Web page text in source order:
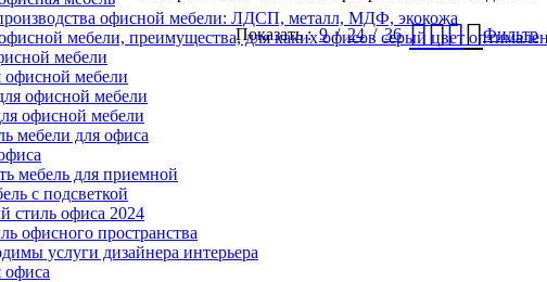
офисной мебели: ЛДСП, металл, МДФ, экокожа
мебели, преимущества, для каких офисов серый цвет
мебели
офисной мебели
офисной мебели
офисной мебели
мебели для офиса
мебель для приемной
с подсветкой
стиль офиса 2024
офисного пространства
услуги дизайнера интерьера
офиса
Показать 9 24 36 Фильтр